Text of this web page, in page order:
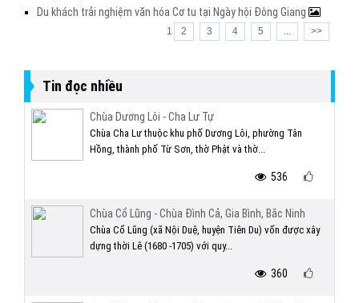
Du khách trải nghiệm văn hóa Cơ tu tại Ngày hội Đông Giang
1 2 3 4 5 ... >>
Tin đọc nhiều
Chùa Dương Lôi - Cha Lư Tự
Chùa Cha Lư thuộc khu phố Dương Lôi, phường Tân
Hồng, thành phố Từ Sơn, thờ Phật và thờ...
536
Chùa Cổ Lũng - Chùa Đình Cả, Gia Bình, Bắc Ninh
Chùa Cổ Lũng (xã Nội Duệ, huyện Tiên Du) vốn được xây
dựng thời Lê (1680 -1705) với quy...
360